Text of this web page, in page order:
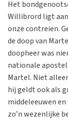
Het
Willibrord ligt aan
onze contreien.
de doop van
doopheer was
nationale
Martel. Niet
hij geldt ook als
middeleeuwen
zo’n wezenlijke